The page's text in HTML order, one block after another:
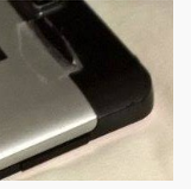
だ。購入してから文
気づいたが、なか
ですよ。